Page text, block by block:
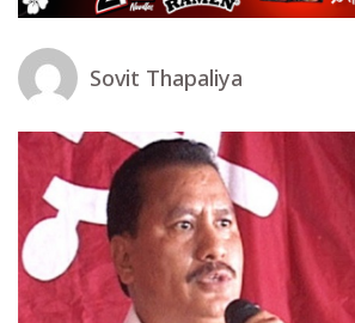
Sovit Thapaliya